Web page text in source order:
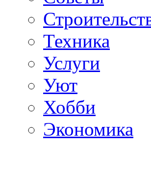
Техника
Услуги
Уют
Хобби
Экономика